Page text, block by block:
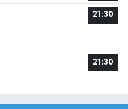
21:30
21:30